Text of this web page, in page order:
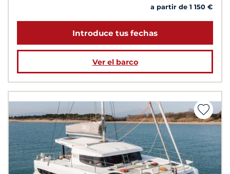
a partir de 1 150 €
Introduce tus fechas
Ver el barco